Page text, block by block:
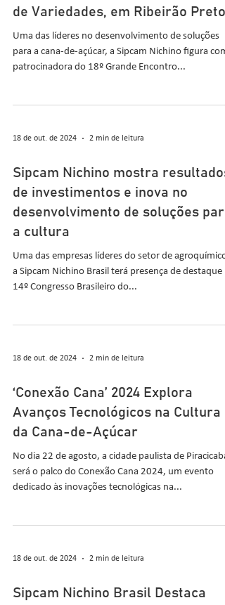
de Variedades, em Ribeirão Preto
Uma das líderes no desenvolvimento de soluções
para a cana-de-açúcar, a Sipcam Nichino figura
patrocinadora do 18º Grande Encontro...
18 de out. de 2024 2 min de leitura
Sipcam Nichino mostra resultados
de investimentos e inova no
desenvolvimento de soluções para
a cultura
Uma das empresas líderes do setor de
a Sipcam Nichino Brasil terá presença de destaque
14º Congresso Brasileiro do...
18 de out. de 2024 2 min de leitura
‘Conexão Cana’ 2024 Explora
Avanços Tecnológicos na Cultura
da Cana-de-Açúcar
No dia 22 de agosto, a cidade paulista de Piracicaba
será o palco do Conexão Cana 2024, um evento
dedicado às inovações tecnológicas na...
18 de out. de 2024 2 min de leitura
Sipcam Nichino Brasil Destaca